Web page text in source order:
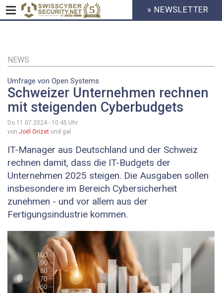
Inhalt
HEADER
MENU
» NEWSLETTER
NEWS
Umfrage von Open Systems
Schweizer Unternehmen rechnen
mit steigenden Cyberbudgets
Do 11.07.2024 - 10:45 Uhr
von Joël Orizet und gal
IT-Manager aus Deutschland und der Schweiz
rechnen damit, dass die IT-Budgets der
Unternehmen 2025 steigen. Die Ausgaben sollen
insbesondere im Bereich Cybersicherheit
zunehmen - und vor allem aus der
Fertigungsindustrie kommen.